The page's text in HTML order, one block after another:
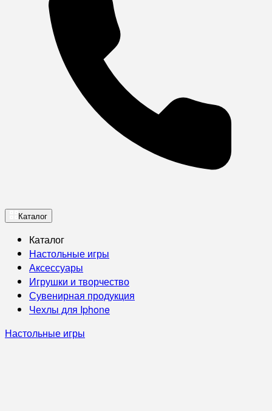
Каталог
Каталог
Настольные игры
Аксессуары
Игрушки и творчество
Сувенирная продукция
Чехлы для Iphone
Настольные игры